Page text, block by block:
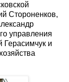
Стороненков,
управления
Герасимчук и